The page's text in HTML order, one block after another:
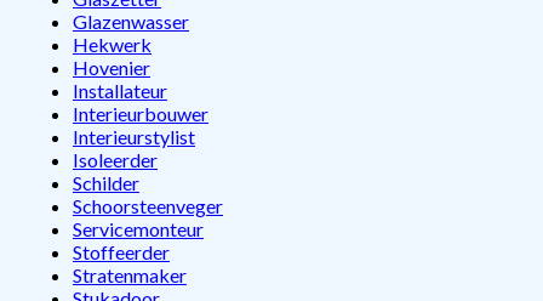
Glazenwasser
Hekwerk
Hovenier
Installateur
Interieurbouwer
Interieurstylist
Isoleerder
Schilder
Schoorsteenveger
Servicemonteur
Stoffeerder
Stratenmaker